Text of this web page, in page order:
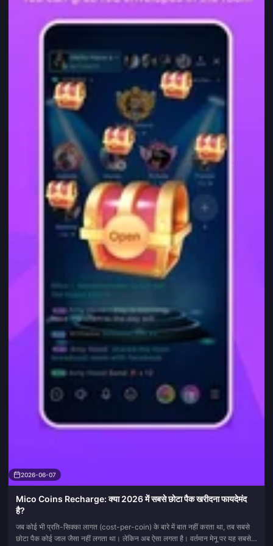
2026-06-07
Mico Coins Recharge: क्या 2026 में सबसे छोटा पैक खरीदना फायदेमंद
है?
जब कोई भी प्रति-सिक्का लागत (cost-per-coin) के बारे में बात नहीं करता था, तब सबसे
छोटा पैक कोई जाल जैसा नहीं लगता था। लेकिन अब ऐसा लगता है। वर्तमान मेनू पर यह सबसे